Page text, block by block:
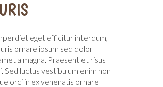
eget efficitur interdum,
ornare ipsum sed dolor
a magna. Praesent et risus
Sed luctus vestibulum enim non
orci in ex venenatis ornare